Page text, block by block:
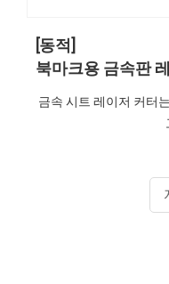
[동적]
북마크용 금속판
금속 시트 레이저 커터